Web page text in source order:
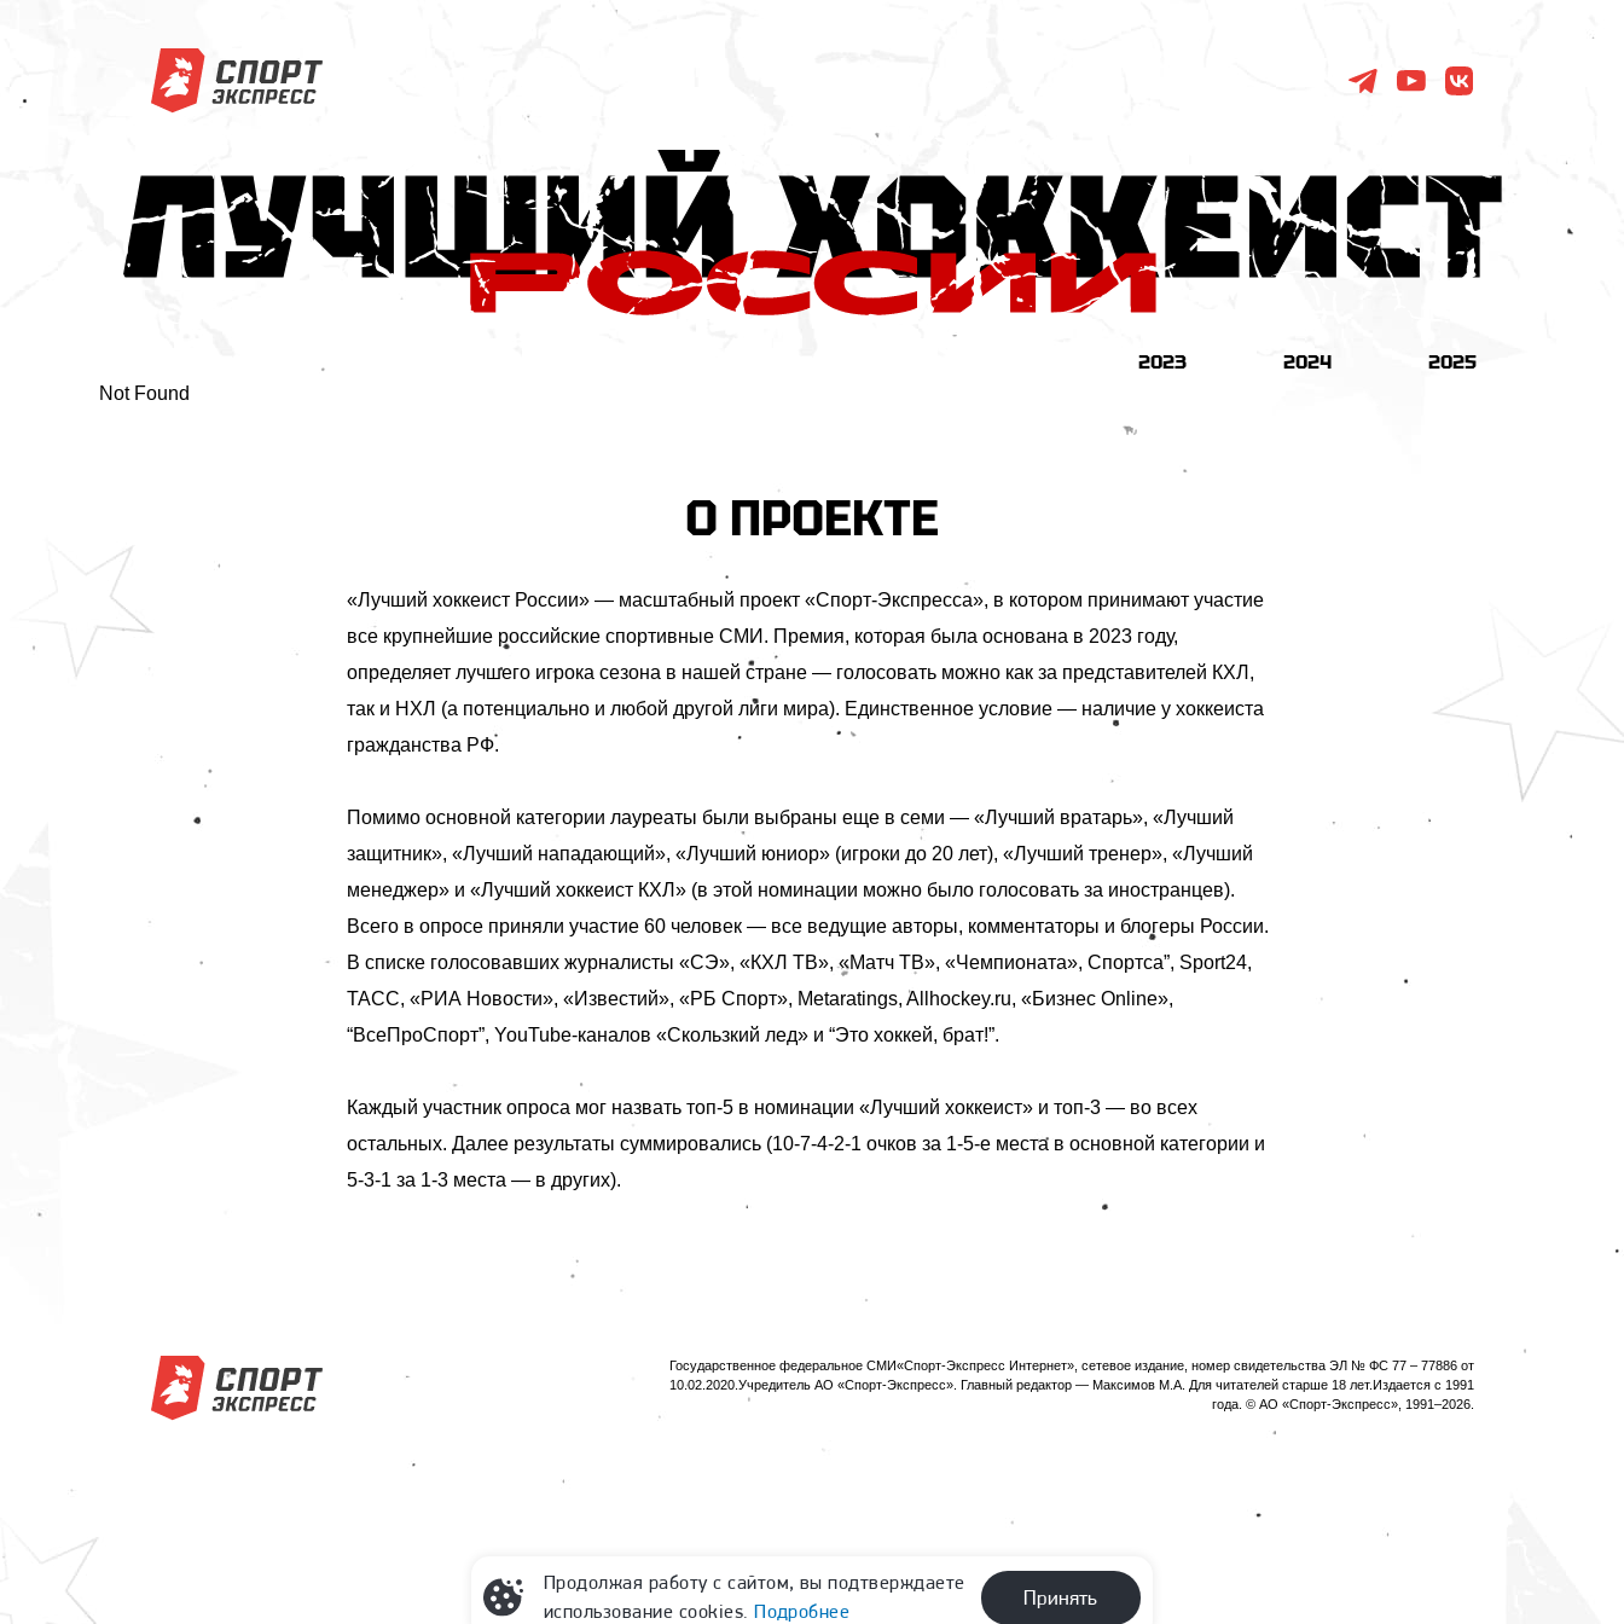
2023 2024 2025
Not Found
О ПРОЕКТЕ
«Лучший хоккеист России» — масштабный проект «Спорт-Экспресса», в котором принимают участие
все крупнейшие российские спортивные СМИ. Премия, которая была основана в 2023 году,
определяет лучшего игрока сезона в нашей стране — голосовать можно как за представителей КХЛ,
так и НХЛ (а потенциально и любой другой лиги мира). Единственное условие — наличие у хоккеиста
гражданства РФ.
Помимо основной категории лауреаты были выбраны еще в семи — «Лучший вратарь», «Лучший
защитник», «Лучший нападающий», «Лучший юниор» (игроки до 20 лет), «Лучший тренер», «Лучший
менеджер» и «Лучший хоккеист КХЛ» (в этой номинации можно было голосовать за иностранцев).
Всего в опросе приняли участие 60 человек — все ведущие авторы, комментаторы и блогеры России.
В списке голосовавших журналисты «СЭ», «КХЛ ТВ», «Матч ТВ», «Чемпионата», Cпортса”, Sport24,
ТАСС, «РИА Новости», «Известий», «РБ Спорт», Metaratings, Allhockey.ru, «Бизнес Online»,
“ВсеПроСпорт”, YouTube-каналов «Скользкий лед» и “Это хоккей, брат!”.
Каждый участник опроса мог назвать топ-5 в номинации «Лучший хоккеист» и топ-3 — во всех
остальных. Далее результаты суммировались (10-7-4-2-1 очков за 1-5-е места в основной категории и
5-3-1 за 1-3 места — в других).
Государственное федеральное СМИ«Спорт-Экспресс Интернет», сетевое издание, номер свидетельства ЭЛ № ФС 77 – 77886 от
10.02.2020.Учредитель АО «Спорт-Экспресс». Главный редактор — Максимов М.А. Для читателей старше 18 лет.Издается с 1991
года. © АО «Спорт-Экспресс», 1991–2026.
Продолжая работу с сайтом, вы подтверждаете
использование cookies.Подробнее
Принять